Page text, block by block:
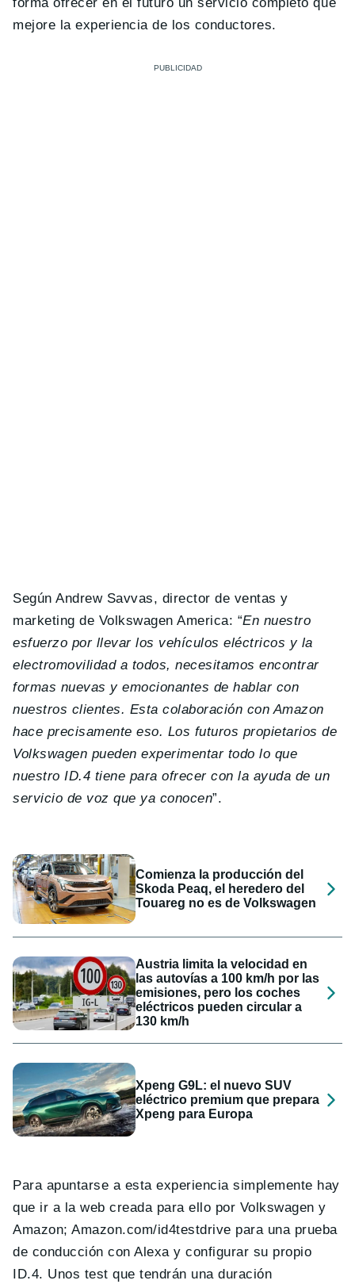
mejore la experiencia de los conductores.
Según Andrew Savvas, director de ventas y
marketing de Volkswagen America: “En nuestro
esfuerzo por llevar los vehículos eléctricos y la
electromovilidad a todos, necesitamos encontrar
formas nuevas y emocionantes de hablar con
nuestros clientes. Esta colaboración con Amazon
hace precisamente eso. Los futuros propietarios de
Volkswagen pueden experimentar todo lo que
nuestro ID.4 tiene para ofrecer con la ayuda de un
servicio de voz que ya conocen”.
Comienza la producción del
Skoda Peaq, el heredero del
Touareg no es de Volkswagen
Austria limita la velocidad en
las autovías a 100 km/h por las
emisiones, pero los coches
eléctricos pueden circular a
130 km/h
Xpeng G9L: el nuevo SUV
eléctrico premium que prepara
Xpeng para Europa
Para apuntarse a esta experiencia simplemente hay
que ir a la web creada para ello por Volkswagen y
Amazon; Amazon.com/id4testdrive para una prueba
de conducción con Alexa y configurar su propio
ID.4. Unos test que tendrán una duración